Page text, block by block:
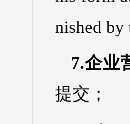
nished by
7.企业
提交；